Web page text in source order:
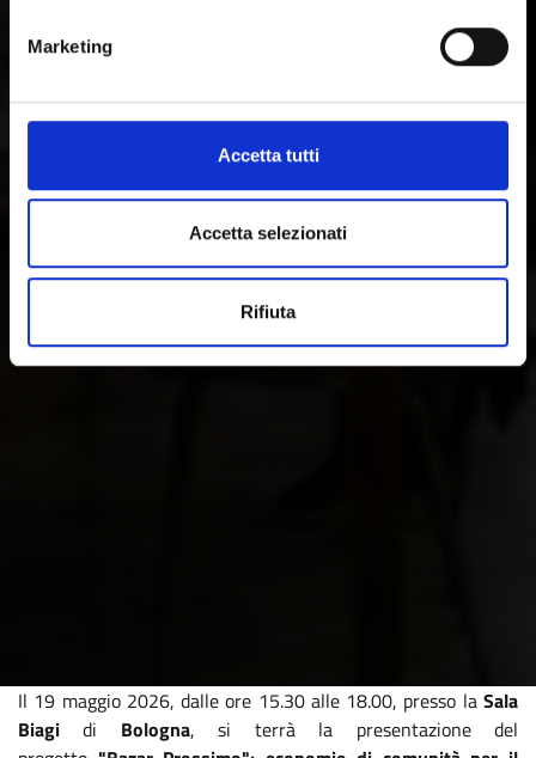
Marketing
Accetta tutti
Accetta selezionati
Rifiuta
Il 19 maggio 2026, dalle ore 15.30 alle 18.00, presso la Sala
Biagi di Bologna, si terrà la presentazione del